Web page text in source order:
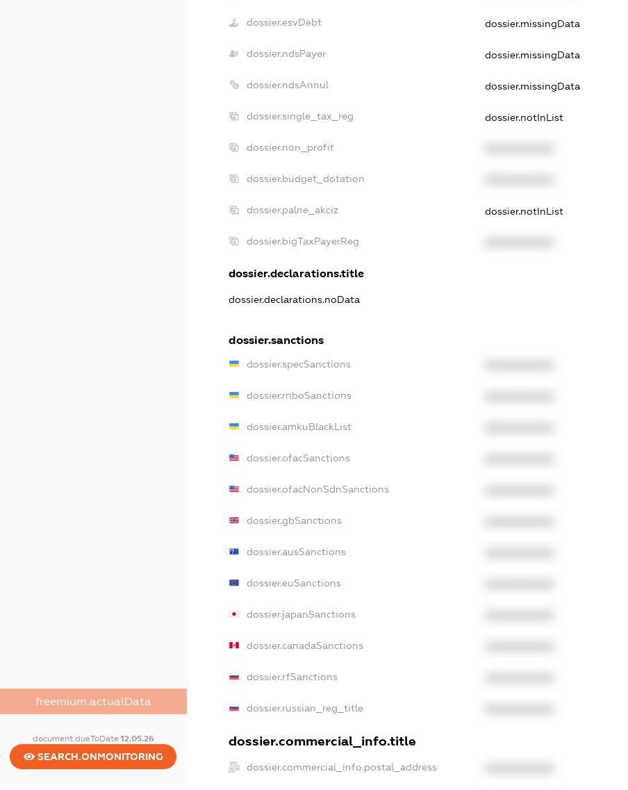
freemium.actualData
document.dueToDate 12.05.26
SEARCH.ONMONITORING
dossier.esvDebt dossier.missingData
dossier.ndsPayer dossier.missingData
dossier.ndsAnnul dossier.missingData
dossier.single_tax_reg dossier.notInList
dossier.non_profit
dossier.budget_dotation
dossier.palne_akciz dossier.notInList
dossier.bigTaxPayerReg
dossier.declarations.title
dossier.declarations.noData
dossier.sanctions
dossier.specSanctions
dossier.rnboSanctions
dossier.amkuBlackList
dossier.ofacSanctions
dossier.ofacNonSdnSanctions
dossier.gbSanctions
dossier.ausSanctions
dossier.euSanctions
dossier.japanSanctions
dossier.canadaSanctions
dossier.rfSanctions
dossier.russian_reg_title
dossier.commercial_info.title
dossier.commercial_info.postal_address